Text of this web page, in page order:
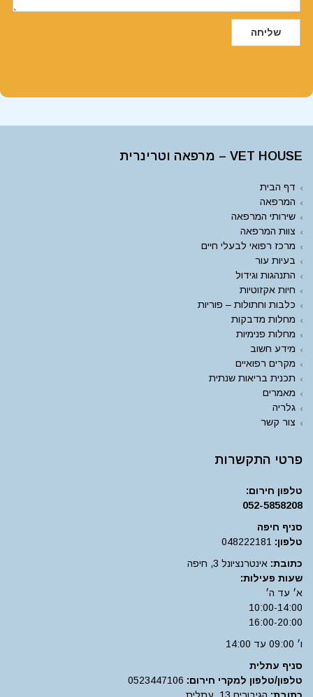
שליחה
VET HOUSE – מרפאה וטרינרית
דף הבית
המרפאה
שירותי המרפאה
צוות המרפאה
מרכז רפואי לבעלי חיים
בעיות עור
התנהגות וגידול
חיות אקזוטיות
כלבות וחתולות – פוריות
מחלות מדבקות
מחלות פנימיות
מידע חשוב
מקרים רפואיים
תכנית בריאות שנתית
מאמרים
גלריה
צור קשר
פרטי התקשרות
טלפון חירום:
052-5858208
סניף חיפה
טלפון: 048222181
כתובת: אינטרנציונל 3, חיפה
שעות פעילות:
א׳ עד ה׳
10:00-14:00
16:00-20:00
ו׳ 09:00 עד 14:00
סניף עתלית
טלפון/טלפון למקרי חירום: 0523447106
כתובת: הגיבורים 13, עתלית